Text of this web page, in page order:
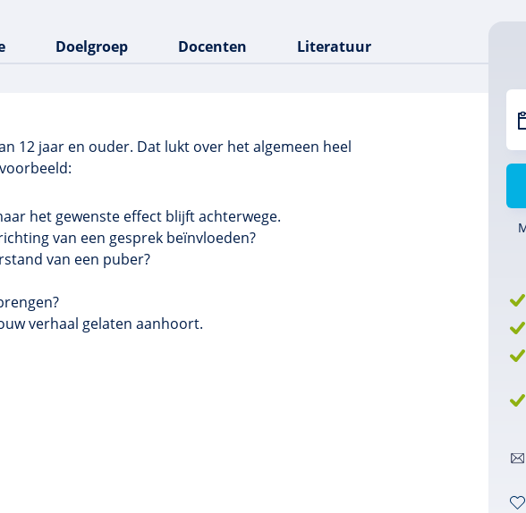
Doelgroep Docenten Literatuur
12 jaar en ouder. Dat lukt over het algemeen heel
het gewenste effect blijft achterwege.
van een gesprek beïnvloeden?
van een puber?
verhaal gelaten aanhoort.